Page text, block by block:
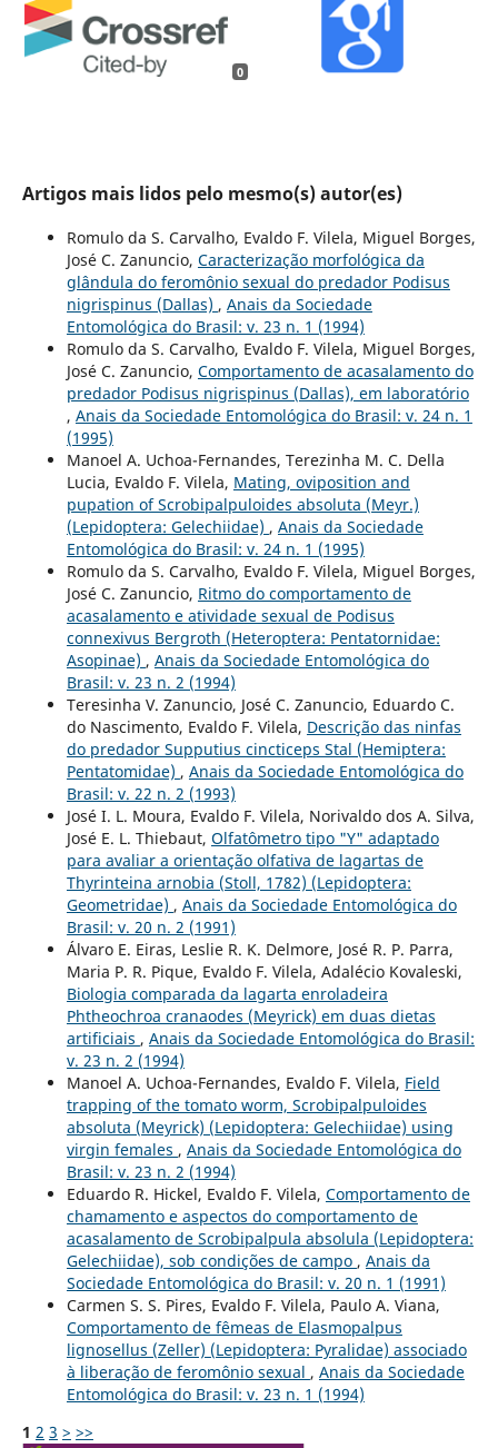
0
Artigos mais lidos pelo mesmo(s) autor(es)
Romulo da S. Carvalho, Evaldo F. Vilela, Miguel Borges,
José C. Zanuncio, Caracterização morfológica da
glândula do feromônio sexual do predador Podisus
nigrispinus (Dallas) , Anais da Sociedade
Entomológica do Brasil: v. 23 n. 1 (1994)
Romulo da S. Carvalho, Evaldo F. Vilela, Miguel Borges,
José C. Zanuncio, Comportamento de acasalamento do
predador Podisus nigrispinus (Dallas), em laboratório
, Anais da Sociedade Entomológica do Brasil: v. 24 n. 1
(1995)
Manoel A. Uchoa-Fernandes, Terezinha M. C. Della
Lucia, Evaldo F. Vilela, Mating, oviposition and
pupation of Scrobipalpuloides absoluta (Meyr.)
(Lepidoptera: Gelechiidae) , Anais da Sociedade
Entomológica do Brasil: v. 24 n. 1 (1995)
Romulo da S. Carvalho, Evaldo F. Vilela, Miguel Borges,
José C. Zanuncio, Ritmo do comportamento de
acasalamento e atividade sexual de Podisus
connexivus Bergroth (Heteroptera: Pentatornidae:
Asopinae) , Anais da Sociedade Entomológica do
Brasil: v. 23 n. 2 (1994)
Teresinha V. Zanuncio, José C. Zanuncio, Eduardo C.
do Nascimento, Evaldo F. Vilela, Descrição das ninfas
do predador Supputius cincticeps Stal (Hemiptera:
Pentatomidae) , Anais da Sociedade Entomológica do
Brasil: v. 22 n. 2 (1993)
José I. L. Moura, Evaldo F. Vilela, Norivaldo dos A. Silva,
José E. L. Thiebaut, Olfatômetro tipo "Y" adaptado
para avaliar a orientação olfativa de lagartas de
Thyrinteina arnobia (Stoll, 1782) (Lepidoptera:
Geometridae) , Anais da Sociedade Entomológica do
Brasil: v. 20 n. 2 (1991)
Álvaro E. Eiras, Leslie R. K. Delmore, José R. P. Parra,
Maria P. R. Pique, Evaldo F. Vilela, Adalécio Kovaleski,
Biologia comparada da lagarta enroladeira
Phtheochroa cranaodes (Meyrick) em duas dietas
artificiais , Anais da Sociedade Entomológica do Brasil:
v. 23 n. 2 (1994)
Manoel A. Uchoa-Fernandes, Evaldo F. Vilela, Field
trapping of the tomato worm, Scrobipalpuloides
absoluta (Meyrick) (Lepidoptera: Gelechiidae) using
virgin females , Anais da Sociedade Entomológica do
Brasil: v. 23 n. 2 (1994)
Eduardo R. Hickel, Evaldo F. Vilela, Comportamento de
chamamento e aspectos do comportamento de
acasalamento de Scrobipalpula absolula (Lepidoptera:
Gelechiidae), sob condições de campo , Anais da
Sociedade Entomológica do Brasil: v. 20 n. 1 (1991)
Carmen S. S. Pires, Evaldo F. Vilela, Paulo A. Viana,
Comportamento de fêmeas de Elasmopalpus
lignosellus (Zeller) (Lepidoptera: Pyralidae) associado
à liberação de feromônio sexual , Anais da Sociedade
Entomológica do Brasil: v. 23 n. 1 (1994)
1 2 3 > >>